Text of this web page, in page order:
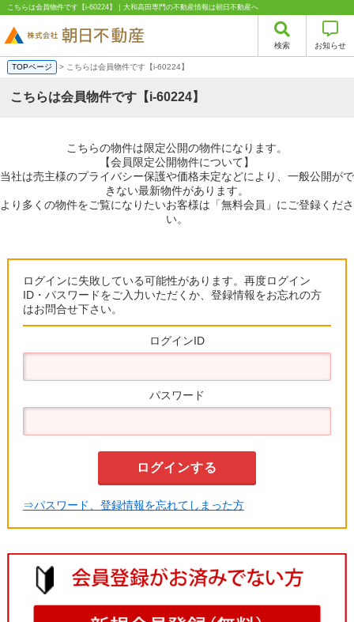
こちらは会員物件です【i-60224】｜大和高田専門の不動産情報は朝日不動産へ
検索 お知らせ
TOPページ > こちらは会員物件です【i-60224】
こちらは会員物件です【i-60224】
こちらの物件は限定公開の物件になります。
【会員限定公開物件について】
当社は売主様のプライバシー保護や価格未定などにより、一般公開がで
きない最新物件があります。
より多くの物件をご覧になりたいお客様は「無料会員」にご登録くださ
い。
ログインに失敗している可能性があります。再度ログイン
ID・パスワードをご入力いただくか、登録情報をお忘れの方
はお問合せ下さい。
ログインID
パスワード
⇒パスワード、登録情報を忘れてしまった方